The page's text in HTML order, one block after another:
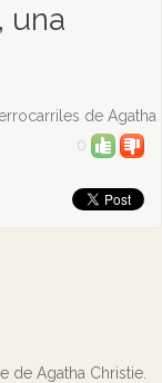
una
de Agatha
0
de Agatha Christie.